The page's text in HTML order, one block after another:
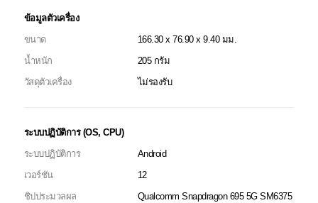
ข้อมูลตัวเครื่อง
ขนาด
166.30 x 76.90 x 9.40 มม.
น้ำหนัก
205 กรัม
วัสดุตัวเครื่อง
ไม่รองรับ
ระบบปฏิบัติการ (OS, CPU)
ระบบปฏิบัติการ
Android
เวอร์ชัน
12
ชิปประมวลผล
Qualcomm Snapdragon 695 5G SM6375